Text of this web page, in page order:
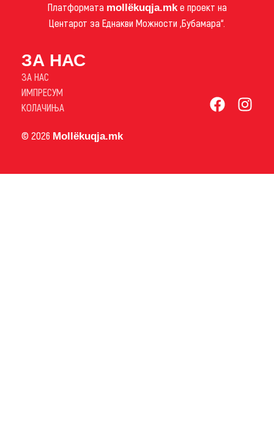
Платформата mollëkuqja.mkе проект на
Центарот за Еднакви Можности „Бубамара“.
ЗА НАС
ЗА НАС
ИМПРЕСУМ
КОЛАЧИЊА
© 2026 Mollëkuqja.mk